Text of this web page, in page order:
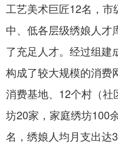
工艺美术巨匠12名，市
中、低各层级绣娘人才
了充足人才。经过组建
构成了较大规模的消费
消费基地、12个村（
坊20家，家庭绣坊100
名，绣娘人均月支出达